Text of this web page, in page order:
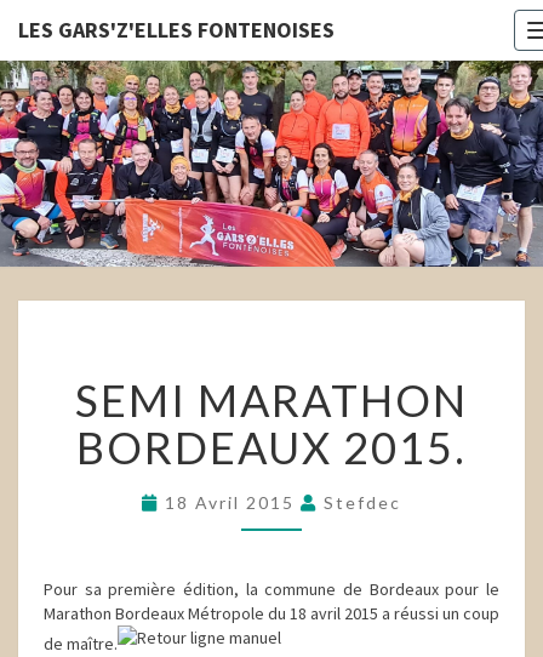
LES GARS'Z'ELLES FONTENOISES
LES
MARATHON
BORDEAUX
2015.
SEMI MARATHON
BORDEAUX 2015.
18 Avril 2015 Stefdec
Pour sa première édition, la commune de Bordeaux pour le
Marathon Bordeaux Métropole du 18 avril 2015 a réussi un coup
de maître.